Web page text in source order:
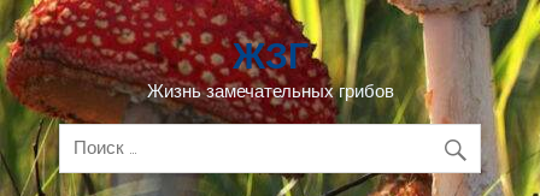
Перейти
к
содержимому
ЖЗГ
Жизнь замечательных грибов